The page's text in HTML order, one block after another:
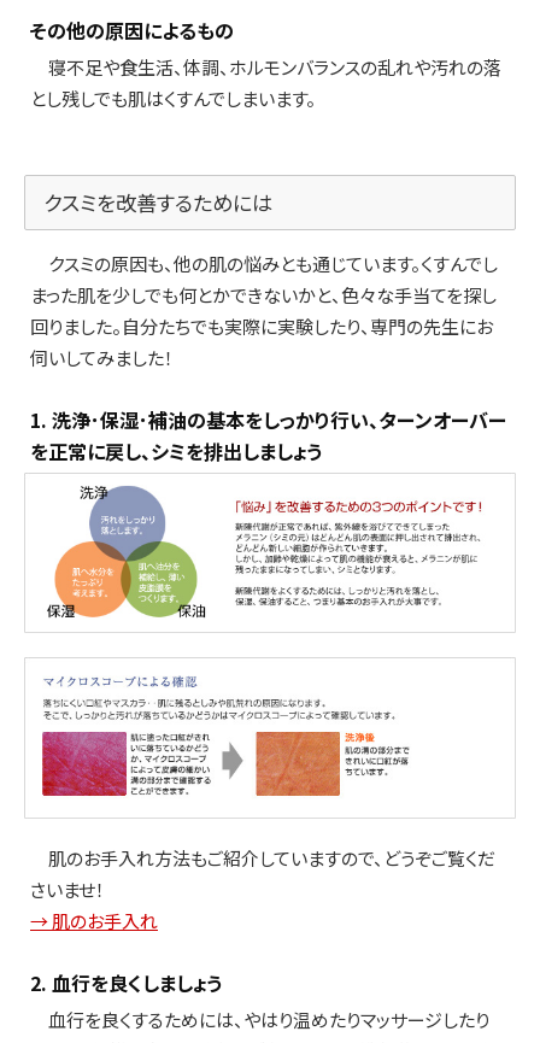
その他の原因によるもの
寝不足や食生活、体調、ホルモンバランスの乱れや汚れの落
とし残しでも肌はくすんでしまいます。
クスミを改善するためには
クスミの原因も、他の肌の悩みとも通じています。くすんでし
まった肌を少しでも何とかできないかと、色々な手当てを探し
回りました。自分たちでも実際に実験したり、専門の先生にお
伺いしてみました！
1. 洗浄･保湿･補油の基本をしっかり行い、ターンオーバー
を正常に戻し、シミを排出しましょう
肌のお手入れ方法もご紹介していますので、どうぞご覧くだ
さいませ！
→ 肌のお手入れ
2. 血行を良くしましょう
血行を良くするためには、やはり温めたりマッサージしたり